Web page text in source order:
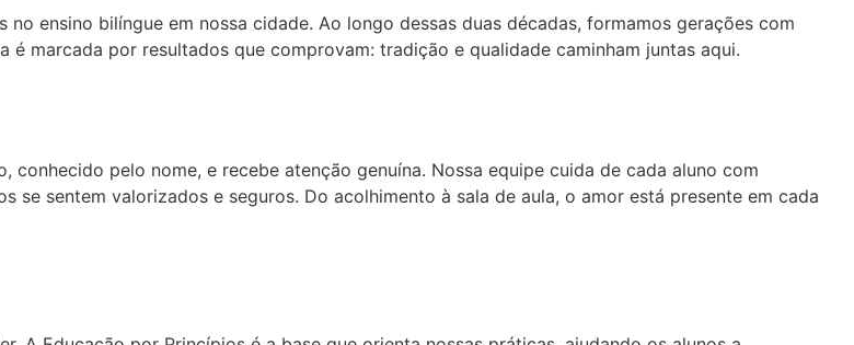
ensino bilíngue em nossa cidade. Ao longo dessas duas décadas, formamos gerações com
marcada por resultados que comprovam: tradição e qualidade caminham juntas aqui.
conhecido pelo nome, e recebe atenção genuína. Nossa equipe cuida de cada aluno com
sentem valorizados e seguros. Do acolhimento à sala de aula, o amor está presente em cada